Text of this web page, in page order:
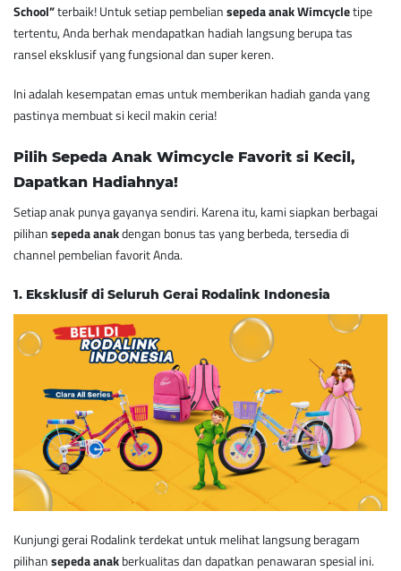
School”terbaik! Untuk setiap pembeliansepeda anak Wimcycletipe
tertentu, Anda berhak mendapatkan hadiah langsung berupa tas
ransel eksklusif yang fungsional dan super keren.
Ini adalah kesempatan emas untuk memberikan hadiah ganda yang
pastinya membuat si kecil makin ceria!
Pilih Sepeda Anak Wimcycle Favorit si Kecil,
Dapatkan Hadiahnya!
Setiap anak punya gayanya sendiri. Karena itu, kami siapkan berbagai
pilihansepeda anakdengan bonus tas yang berbeda, tersedia di
channel pembelian favorit Anda.
1. Eksklusif di Seluruh Gerai Rodalink Indonesia
Kunjungi gerai Rodalink terdekat untuk melihat langsung beragam
pilihansepeda anakberkualitas dan dapatkan penawaran spesial ini.